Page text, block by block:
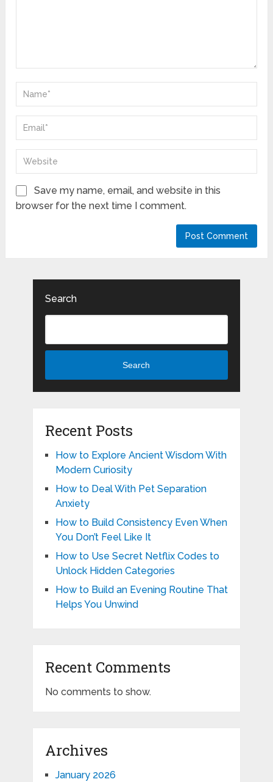
Save my name, email, and website in this
browser for the next time I comment.
Search
Search
Recent Posts
How to Explore Ancient Wisdom With
Modern Curiosity
How to Deal With Pet Separation
Anxiety
How to Build Consistency Even When
You Don’t Feel Like It
How to Use Secret Netflix Codes to
Unlock Hidden Categories
How to Build an Evening Routine That
Helps You Unwind
Recent Comments
No comments to show.
Archives
January 2026